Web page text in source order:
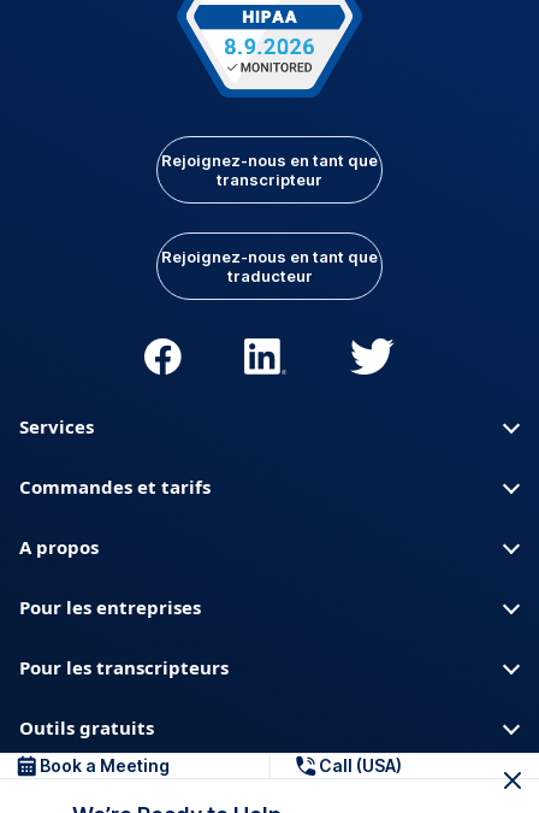
Rejoignez-nous en tant que
transcripteur
Rejoignez-nous en tant que
traducteur
Services
Commandes et tarifs
A propos
Pour les entreprises
Pour les transcripteurs
Outils gratuits
Book a Meeting Call (USA)